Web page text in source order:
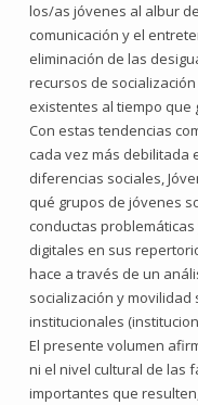
los/as jóvenes al albur
comunicación y el
eliminación de las
recursos de
existentes al tiempo que
Con estas tendencias
cada vez más debilitada
diferencias sociales,
qué grupos de jóvenes
conductas
digitales en sus
hace a través de un
socialización y movilidad
institucionales
El presente volumen
ni el nivel cultural de las
importantes que